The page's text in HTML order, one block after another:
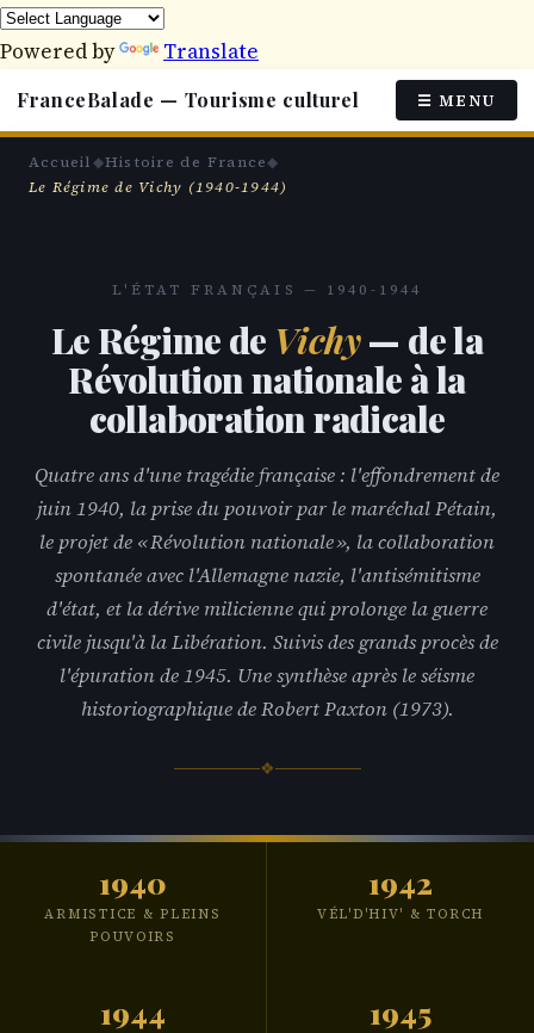
Powered by Translate
FranceBalade — Tourisme culturel ☰ MENU
LES ACTEURS
Amiral Darlan
Joseph Darnand
R. Bousquet
L'Empire et l'Algérie
TOURNANTS
Montoire 1940
Opération Torch 1942
6 juin 1944
épuration 1945
HISTOIRE
Histoire de France
Paris
Votre avis
Accueil◆Histoire de France◆
Le Régime de Vichy (1940-1944)
L'ÉTAT FRANÇAIS — 1940-1944
Le Régime de Vichy— de la
Révolution nationale à la
collaboration radicale
Quatre ans d'une tragédie française : l'effondrement de
juin 1940, la prise du pouvoir par le maréchal Pétain,
le projet de « Révolution nationale », la collaboration
spontanée avec l'Allemagne nazie, l'antisémitisme
d'état, et la dérive milicienne qui prolonge la guerre
civile jusqu'à la Libération. Suivis des grands procès de
l'épuration de 1945. Une synthèse après le séisme
historiographique de Robert Paxton (1973).
❖
1940
ARMISTICE & PLEINS
POUVOIRS
1942
VÉL'D'HIV' & TORCH
1944 1945